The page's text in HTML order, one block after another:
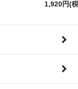
1,920円(